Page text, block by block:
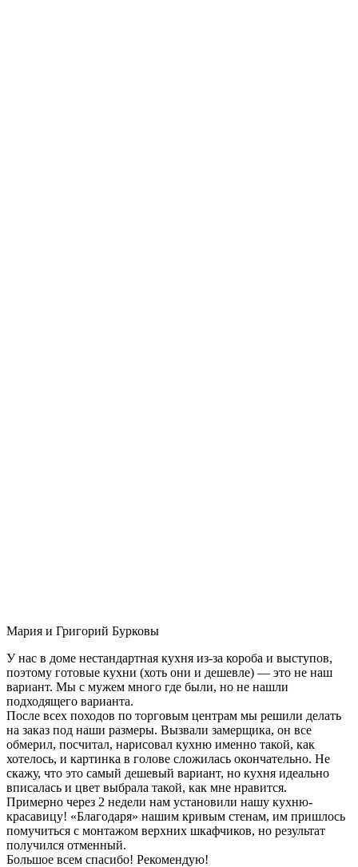
Мария и Григорий Бурковы
У нас в доме нестандартная кухня из-за короба и выступов,
поэтому готовые кухни (хоть они и дешевле) — это не наш
вариант. Мы с мужем много где были, но не нашли
подходящего варианта.
После всех походов по торговым центрам мы решили делать
на заказ под наши размеры. Вызвали замерщика, он все
обмерил, посчитал, нарисовал кухню именно такой, как
хотелось, и картинка в голове сложилась окончательно. Не
скажу, что это самый дешевый вариант, но кухня идеально
вписалась и цвет выбрала такой, как мне нравится.
Примерно через 2 недели нам установили нашу кухню-
красавицу! «Благодаря» нашим кривым стенам, им пришлось
помучиться с монтажом верхних шкафчиков, но результат
получился отменный.
Большое всем спасибо! Рекомендую!